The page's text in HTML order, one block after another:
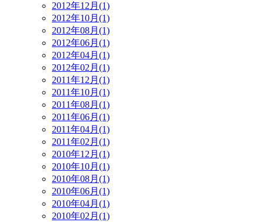
2012年12月(1)
2012年10月(1)
2012年08月(1)
2012年06月(1)
2012年04月(1)
2012年02月(1)
2011年12月(1)
2011年10月(1)
2011年08月(1)
2011年06月(1)
2011年04月(1)
2011年02月(1)
2010年12月(1)
2010年10月(1)
2010年08月(1)
2010年06月(1)
2010年04月(1)
2010年02月(1)